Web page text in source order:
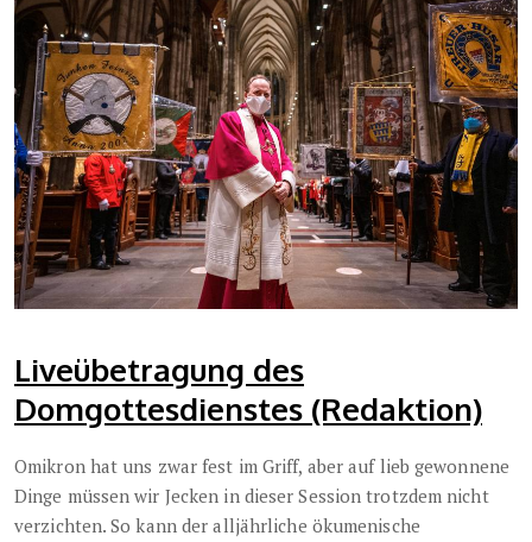
Liveübetragung des
Domgottesdienstes (Redaktion)
Omikron hat uns zwar fest im Griff, aber auf lieb gewonnene
Dinge müssen wir Jecken in dieser Session trotzdem nicht
verzichten. So kann der alljährliche ökumenische